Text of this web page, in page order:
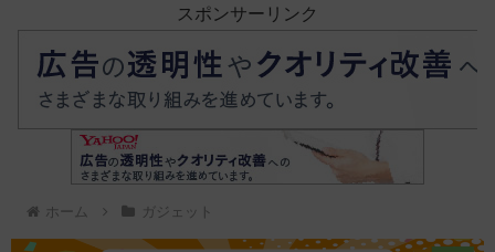
スポンサーリンク
ホーム ガジェット